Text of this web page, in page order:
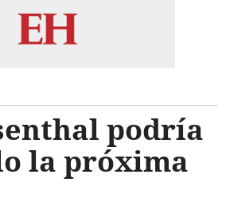
podría
la próxima